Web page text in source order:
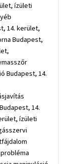
ízületi
14. kerület,
Budapest,
Budapest, 14.
14.
ízületi